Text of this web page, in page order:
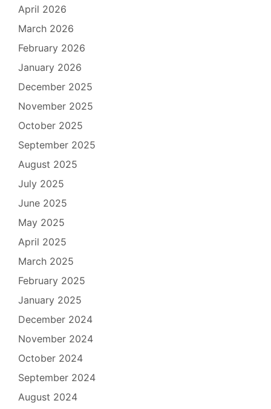
April 2026
March 2026
February 2026
January 2026
December 2025
November 2025
October 2025
September 2025
August 2025
July 2025
June 2025
May 2025
April 2025
March 2025
February 2025
January 2025
December 2024
November 2024
October 2024
September 2024
August 2024